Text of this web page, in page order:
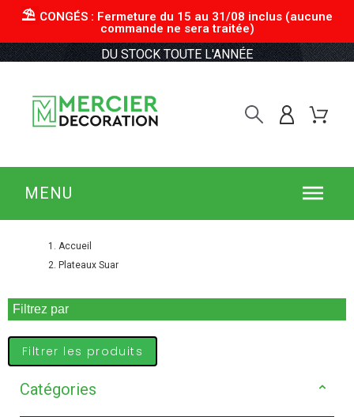
⛱︎ CONGÉS : Fermeture du 15 au 31/08 inclus (aucune
commande ne sera traitée)
DU STOCK TOUTE L'ANNÉE
MENU
Accueil
Plateaux Suar
Filtrez par
Filtrer les produits
Catégories